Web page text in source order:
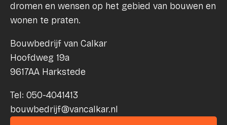
dromen en wensen op het gebied van bouwen en
wonen te praten.
Bouwbedrijf van Calkar
Hoofdweg 19a
9617AA Harkstede
Tel: 050-4041413
bouwbedrijf@vancalkar.nl